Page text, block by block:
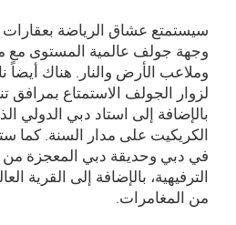
سيستمتع عشاق الرياضة
وجهة جولف عالمية المستوى
وملاعب الأرض والنار. هناك
لزوار الجولف الاستمتاع بمرافق
بالإضافة إلى استاد دبي الدولي
الكريكيت على مدار السنة. كما
في دبي وحديقة دبي المعجزة من
الترفيهية، بالإضافة إلى القرية
من المغامرات.